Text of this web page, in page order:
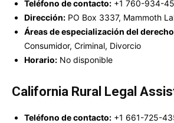
Teléfono de contacto: +1 760-934-
Dirección: PO Box 3337, Mammoth
Áreas de especialización del
Consumidor, Criminal, Divorcio
Horario: No disponible
California Rural Legal
Teléfono de contacto: +1 661-725-